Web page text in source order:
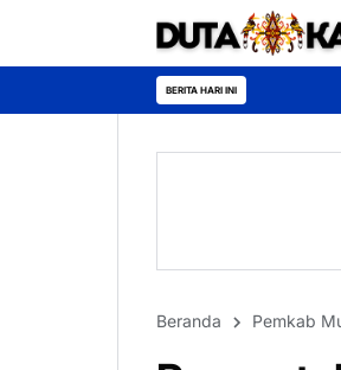
BERITA HARI INI
Beranda Pemkab